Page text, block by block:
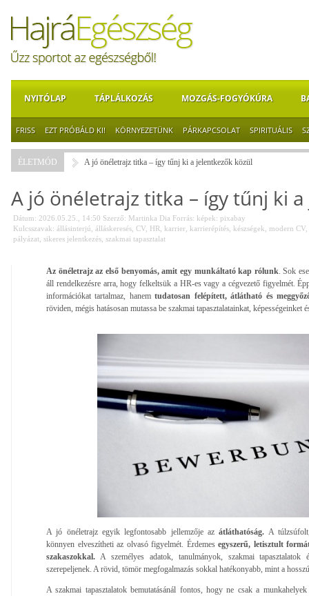
NYITÓLAP TÁPLÁLKOZÁS MOZGÁS-FOGYÓKÚRA
FRISS EZT PRÓBÁLD KI! KÖRNYEZETÜNK PÁRKAPCSOLAT SPIRITUÁLIS
ÉLETMÓD A jó önéletrajz titka – így tűnj ki a jelentkezők közül
A jó önéletrajz titka – így tűnj ki
Dátum: 2026.05.25., 14:50 Szerző: Martinka Dia Forrás: képek: pixabay
Kulcsszavak: állásinterjú álláskeresés CV HR karrier karrierépítés készségek modern CV
pályázat sikeres jelentkezés szakmai tapasztalat
Az önéletrajz az első benyomás, amit egy munkáltató kap rólunk . Sok
áll rendelkezésre arra, hogy felkeltsük a HR-es vagy a cégvezető figyelmét.
információkat tartalmaz, hanemtudatosan felépített, átlátható és
röviden, mégis hatásosan mutassa be szakmai tapasztalatainkat, képességeinket
A jó önéletrajz egyik legfontosabb jellemzője azátláthatóság. A
könnyen elveszítheti az olvasó figyelmét. Érdemesegyszerű, letisztult
szakaszokkal. A személyes adatok, tanulmányok, szakmai tapasztalatok
szerepeljenek. A rövid, tömör megfogalmazás sokkal hatékonyabb, mint a
A szakmai tapasztalatok bemutatásánál fontos, hogy ne csak a